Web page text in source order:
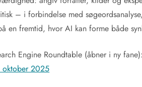
– i forbindelse med
en fremtid, hvor AI kan forme både
Engine Roundtable (åbner i ny fane):
oktober 2025